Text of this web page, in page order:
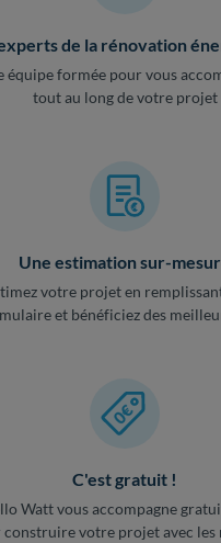
de la rénovation
équipe formée pour vous
tout au long de votre projet
Une estimation sur-
votre projet en
et bénéficiez des
C'est gratuit !
Watt vous accompagne
construire votre projet avec les